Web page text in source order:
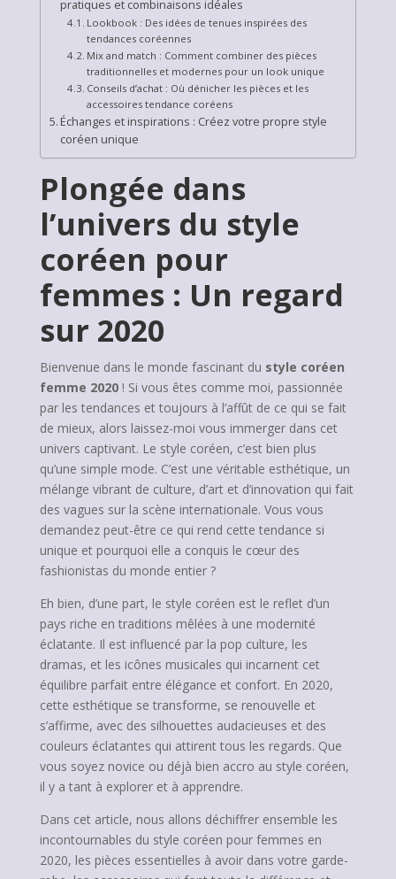
pratiques et combinaisons idéales
Lookbook : Des idées de tenues inspirées des
tendances coréennes
Mix and match : Comment combiner des pièces
traditionnelles et modernes pour un look unique
Conseils d’achat : Où dénicher les pièces et les
accessoires tendance coréens
Échanges et inspirations : Créez votre propre style
coréen unique
Plongée dans
l’univers du style
coréen pour
femmes : Un regard
sur 2020
Bienvenue dans le monde fascinant du style coréen
femme 2020! Si vous êtes comme moi, passionnée
par les tendances et toujours à l’affût de ce qui se fait
de mieux, alors laissez-moi vous immerger dans cet
univers captivant. Le style coréen, c’est bien plus
qu’une simple mode. C’est une véritable esthétique, un
mélange vibrant de culture, d’art et d’innovation qui fait
des vagues sur la scène internationale. Vous vous
demandez peut-être ce qui rend cette tendance si
unique et pourquoi elle a conquis le cœur des
fashionistas du monde entier ?
Eh bien, d’une part, le style coréen est le reflet d’un
pays riche en traditions mêlées à une modernité
éclatante. Il est influencé par la pop culture, les
dramas, et les icônes musicales qui incarnent cet
équilibre parfait entre élégance et confort. En 2020,
cette esthétique se transforme, se renouvelle et
s’affirme, avec des silhouettes audacieuses et des
couleurs éclatantes qui attirent tous les regards. Que
vous soyez novice ou déjà bien accro au style coréen,
il y a tant à explorer et à apprendre.
Dans cet article, nous allons déchiffrer ensemble les
incontournables du style coréen pour femmes en
2020, les pièces essentielles à avoir dans votre garde-